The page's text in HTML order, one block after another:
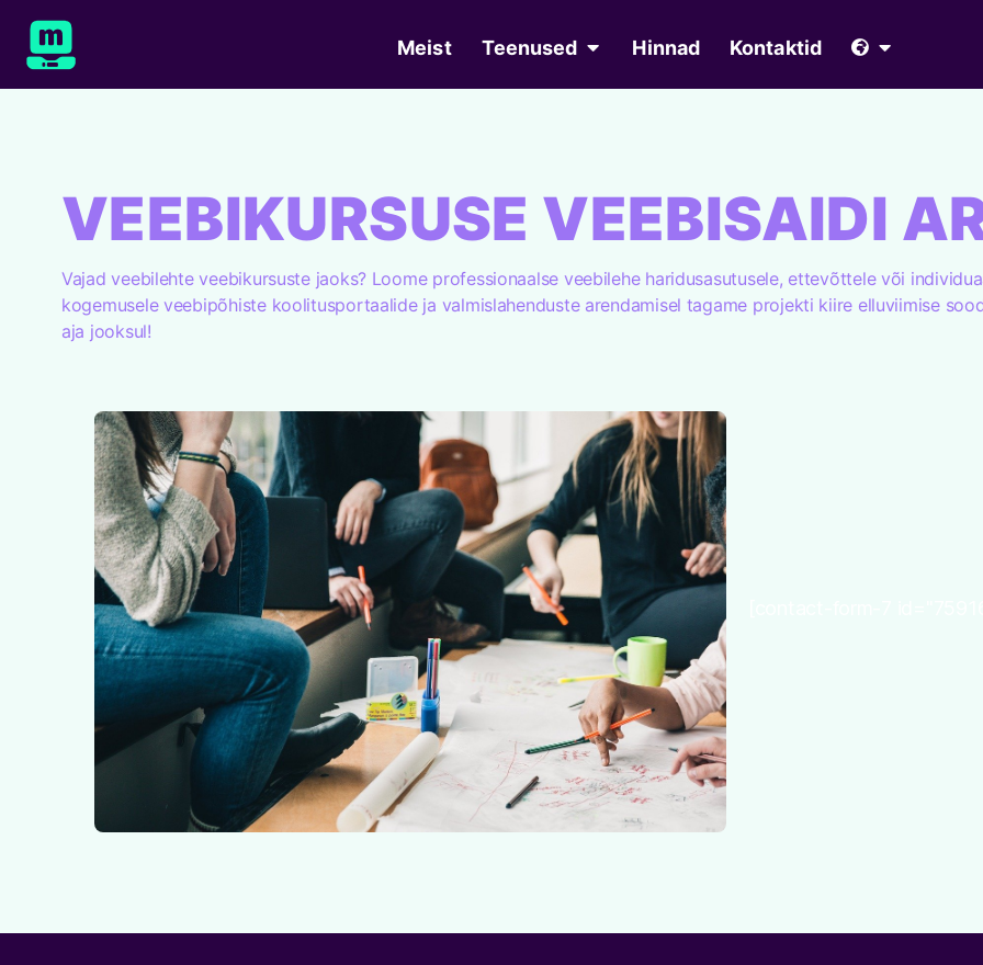
Meist Teenused Hinnad Kontaktid
VEEBIKURSUSE VEEBISAIDI
Vajad veebilehte veebikursuste jaoks? Loome professionaalse veebilehe haridusasutusele, ettevõttele või
kogemusele veebipõhiste koolitusportaalide ja valmislahenduste arendamisel tagame projekti kiire elluviimise
aja jooksul!